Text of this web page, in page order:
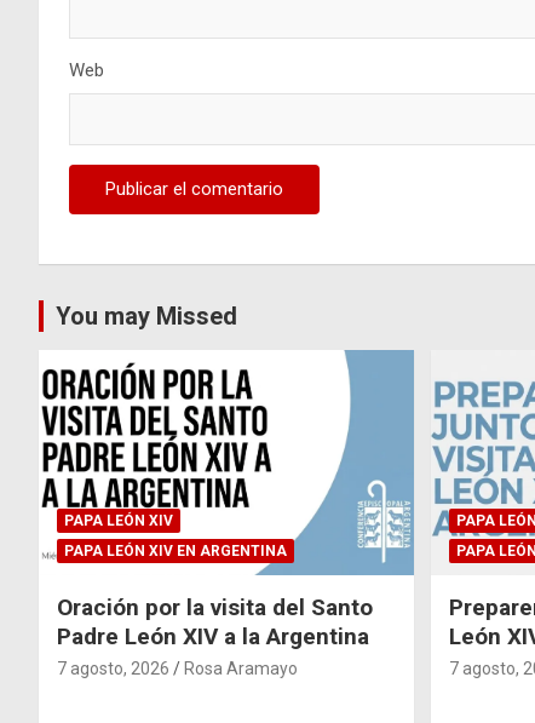
Web
You may Missed
PAPA LEÓN XIV
PAPA LEÓN XIV EN ARGENTINA
Oración por la visita del Santo
Padre León XIV a la Argentina
7 agosto, 2026 Rosa Aramayo
PAPA
PAPA
León
7 agosto,